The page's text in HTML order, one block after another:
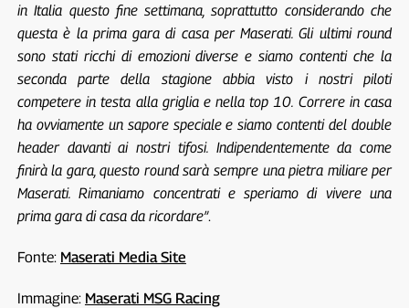
in Italia questo fine settimana, soprattutto considerando che
questa è la prima gara di casa per Maserati. Gli ultimi round
sono stati ricchi di emozioni diverse e siamo contenti che la
seconda parte della stagione abbia visto i nostri piloti
competere in testa alla griglia e nella top 10. Correre in casa
ha ovviamente un sapore speciale e siamo contenti del double
header davanti ai nostri tifosi. Indipendentemente da come
finirà la gara, questo round sarà sempre una pietra miliare per
Maserati. Rimaniamo concentrati e speriamo di vivere una
prima gara di casa da ricordare”.
Fonte: Maserati Media Site
Immagine: Maserati MSG Racing